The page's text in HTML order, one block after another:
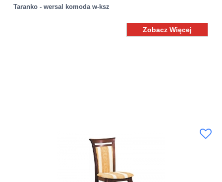
Taranko - wersal komoda w-ksz
Zobacz Więcej